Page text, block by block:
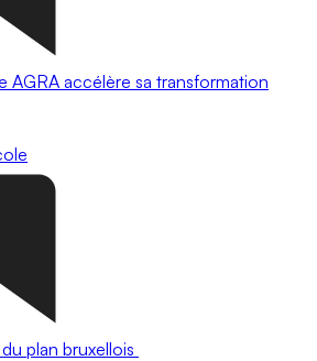
AGRA accélère sa transformation
plan bruxellois